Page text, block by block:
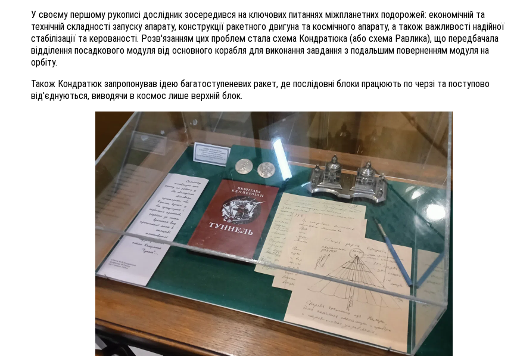
У своєму першому рукописі дослідник зосередився на ключових питаннях міжпланетних подорожей: економічній та
технічній складності запуску апарату, конструкції ракетного двигуна та космічного апарату, а також важливості надійної
стабілізації та керованості. Розв'язанням цих проблем стала схема Кондратюка (або схема Равлика), що передбачала
відділення посадкового модуля від основного корабля для виконання завдання з подальшим поверненням модуля на
орбіту.
Також Кондратюк запропонував ідею багатоступеневих ракет, де послідовні блоки працюють по черзі та поступово
від'єднуються, виводячи в космос лише верхній блок.